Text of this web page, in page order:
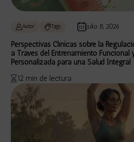
Autor Tags julio 8, 2026
Perspectivas Clínicas sobre la
a Través del Entrenamiento Funcional
Personalizada para una Salud Integral
12 min de lectura